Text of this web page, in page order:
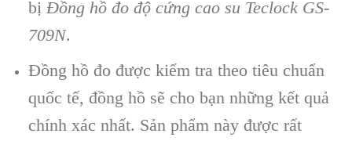
bị Đồng hồ đo độ cứng cao su Teclock GS-
709N.
Đồng hồ đo được kiểm tra theo tiêu chuẩn
quốc tế, đồng hồ sẽ cho bạn những kết quả
chính xác nhất. Sản phẩm này được rất